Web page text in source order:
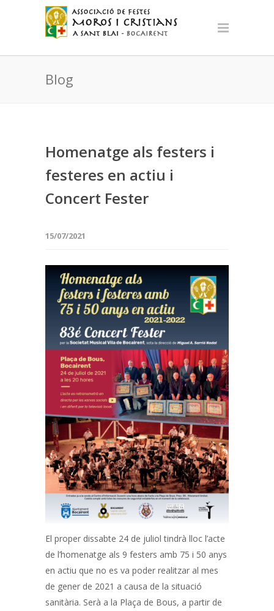
Blog
Homenatge als festers i
festeres en actiu i
Concert Fester
15/07/2021
El proper dissabte 24 de juliol tindrà lloc l’acte
de l’homenatge als 9 festers amb 75 i 50 anys
en actiu que no es va poder realitzar al mes
de gener de 2021 a causa de la situació
sanitària. Serà a la Plaça de Bous, a partir de